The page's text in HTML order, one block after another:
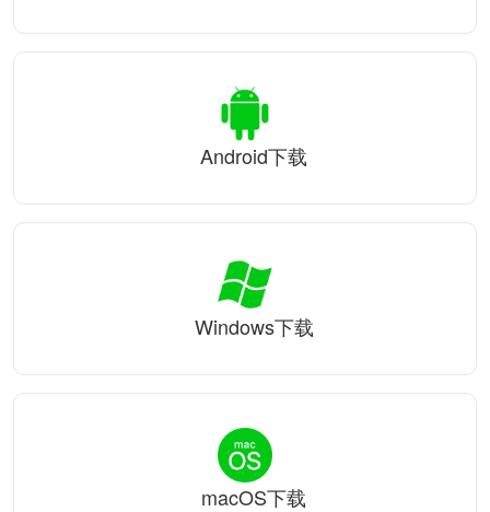
Android下载
Windows下载
macOS下载